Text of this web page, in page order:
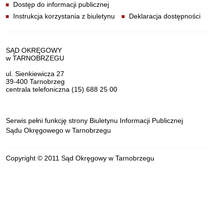
Dostęp do informacji publicznej
Instrukcja korzystania z biuletynu
Deklaracja dostępności
Dane teleadresowe
SĄD OKRĘGOWY
w TARNOBRZEGU
ul. Sienkiewicza 27
39-400 Tarnobrzeg
centrala telefoniczna (15) 688 25 00
Serwis pełni funkcję strony Biuletynu Informacji Publicznej
Sądu Okręgowego w Tarnobrzegu
Copyright © 2011 Sąd Okręgowy w Tarnobrzegu